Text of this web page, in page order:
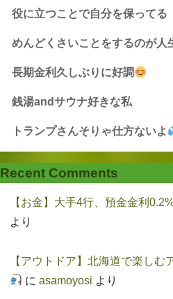
役に立つことで自分を保ってる
めんどくさいことをするのが人
長期金利久しぶりに好調
銭湯andサウナ好きな私
トランプさんそりゃ仕方ないよ
Recent Comments
【お金】大手4行、預金金利
より
【アウトドア】北海道で楽しむ
に asamoyosi より